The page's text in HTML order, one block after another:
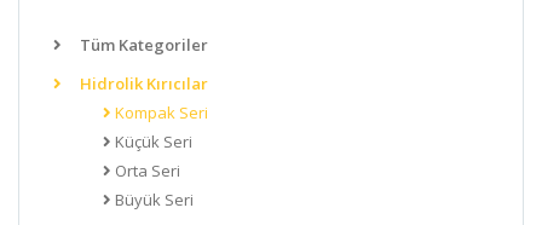
Tüm Kategoriler
Hidrolik Kırıcılar
Kompak Seri
Küçük Seri
Orta Seri
Büyük Seri